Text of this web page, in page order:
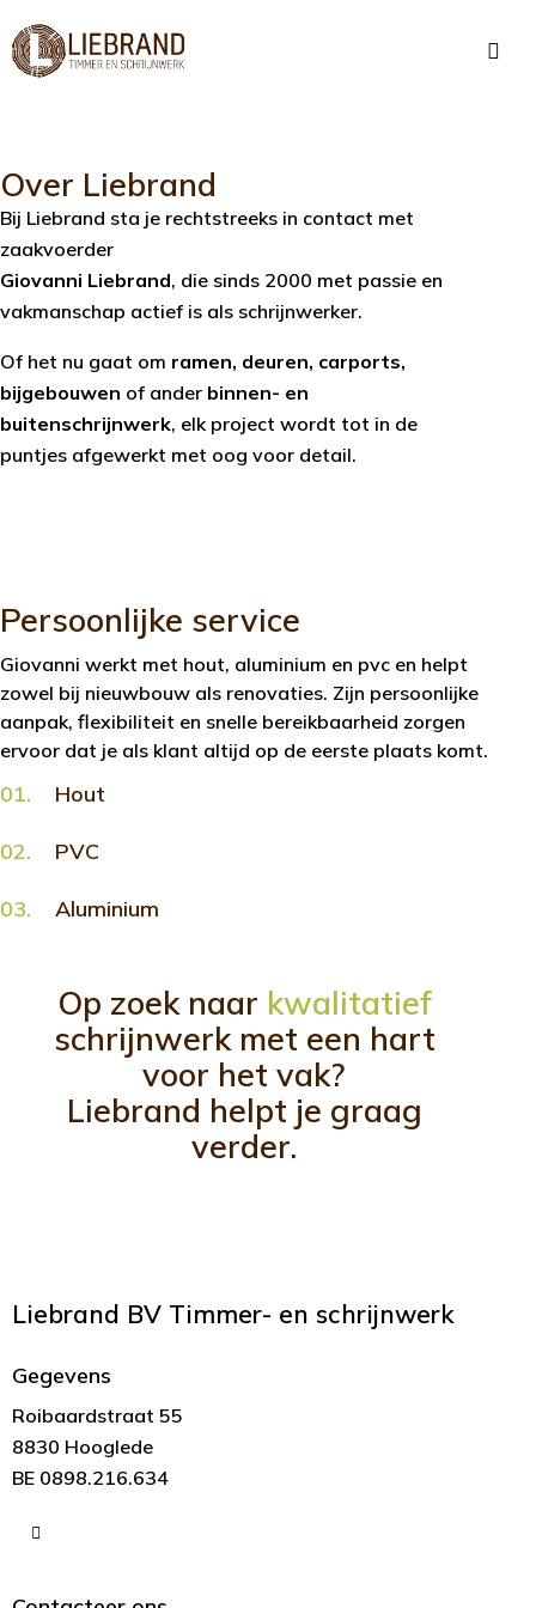
Over Liebrand
Bij Liebrand sta je rechtstreeks in contact met
zaakvoerder
Giovanni Liebrand, die sinds 2000 met passie en
vakmanschap actief is als schrijnwerker.
Of het nu gaat om ramen, deuren, carports,
bijgebouwen of ander binnen- en
buitenschrijnwerk, elk project wordt tot in de
puntjes afgewerkt met oog voor detail.
Persoonlijke service
Giovanni werkt met hout, aluminium en pvc en helpt
zowel bij nieuwbouw als renovaties. Zijn persoonlijke
aanpak, flexibiliteit en snelle bereikbaarheid zorgen
ervoor dat je als klant altijd op de eerste plaats komt.
01. Hout
02. PVC
03. Aluminium
Op zoek naar kwalitatief
schrijnwerk met een hart
voor het vak?
Liebrand helpt je graag
verder.
Liebrand BV Timmer- en schrijnwerk
Gegevens
Roibaardstraat 55
8830 Hooglede
BE 0898.216.634